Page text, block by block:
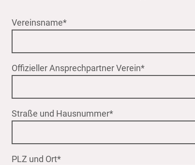
Vereinsname*
Offizieller Ansprechpartner Verein*
Straße und Hausnummer*
PLZ und Ort*